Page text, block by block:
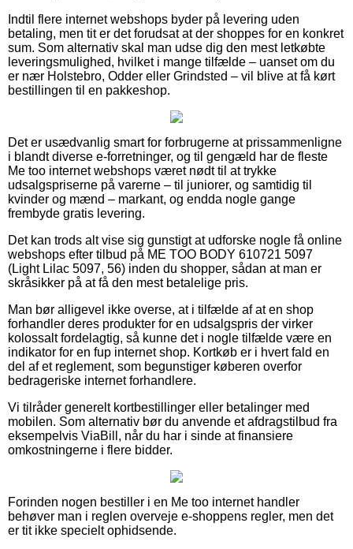
Indtil flere internet webshops byder på levering uden
betaling, men tit er det forudsat at der shoppes for en konkret
sum. Som alternativ skal man udse dig den mest letkøbte
leveringsmulighed, hvilket i mange tilfælde – uanset om du
er nær Holstebro, Odder eller Grindsted – vil blive at få kørt
bestillingen til en pakkeshop.
Det er usædvanlig smart for forbrugerne at prissammenligne
i blandt diverse e-forretninger, og til gengæld har de fleste
Me too internet webshops været nødt til at trykke
udsalgspriserne på varerne – til juniorer, og samtidig til
kvinder og mænd – markant, og endda nogle gange
frembyde gratis levering.
Det kan trods alt vise sig gunstigt at udforske nogle få online
webshops efter tilbud på ME TOO BODY 610721 5097
(Light Lilac 5097, 56) inden du shopper, sådan at man er
skråsikker på at få den mest betalelige pris.
Man bør alligevel ikke overse, at i tilfælde af at en shop
forhandler deres produkter for en udsalgspris der virker
kolossalt fordelagtig, så kunne det i nogle tilfælde være en
indikator for en fup internet shop. Kortkøb er i hvert fald en
del af et reglement, som begunstiger køberen overfor
bedrageriske internet forhandlere.
Vi tilråder generelt kortbestillinger eller betalinger med
mobilen. Som alternativ bør du anvende et afdragstilbud fra
eksempelvis ViaBill, når du har i sinde at finansiere
omkostningerne i flere bidder.
Forinden nogen bestiller i en Me too internet handler
behøver man i reglen overveje e-shoppens regler, men det
er tit ikke specielt ophidsende.